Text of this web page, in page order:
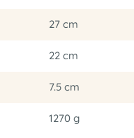
27 cm
22 cm
7.5 cm
1270 g